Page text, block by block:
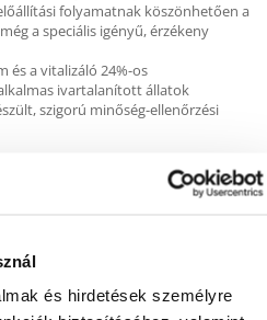
és hirdetések személyre
folyamatnak köszönhetően a
a speciális igényű, érzékeny
és a vitalizáló 24%-os
ivartalanított állatok
szigorú minőség-ellenőrzési